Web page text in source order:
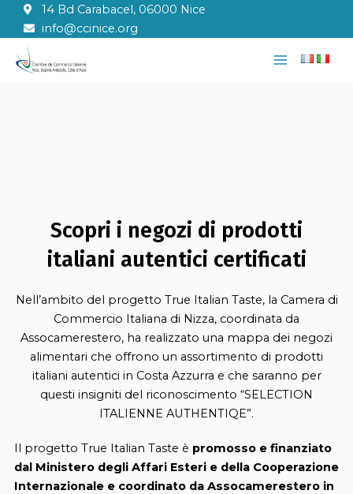
contenuto
14 Bd Carabacel, 06000 Nice
info@ccinice.org
Main
Scopri i negozi di prodotti
italiani autentici certificati
Nell’ambito del progetto True Italian Taste, la Camera di
Commercio Italiana di Nizza, coordinata da
Assocamerestero, ha realizzato una mappa dei negozi
alimentari che offrono un assortimento di prodotti
italiani autentici in Costa Azzurra e che saranno per
questi insigniti del riconoscimento “SELECTION
ITALIENNE AUTHENTIQE”.
Il progetto True Italian Taste è promosso e finanziato
dal Ministero degli Affari Esteri e della Cooperazione
Internazionale e coordinato da Assocamerestero in